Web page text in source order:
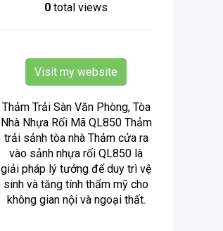
0 total views
Visit my website
Thảm Trải Sàn Văn Phòng, Tòa
Nhà Nhựa Rối Mã QL850 Thảm
trải sảnh tòa nhà Thảm cửa ra
vào sảnh nhựa rối QL850 là
giải pháp lý tưởng để duy trì vệ
sinh và tăng tính thẩm mỹ cho
không gian nội và ngoại thất.